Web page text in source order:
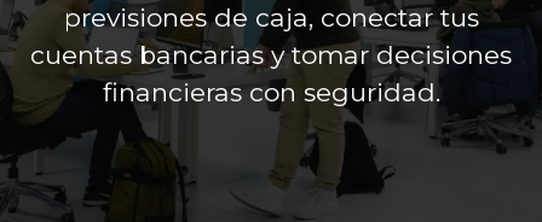
previsiones de caja, conectar tus
cuentas bancarias y tomar decisiones
financieras con seguridad.​